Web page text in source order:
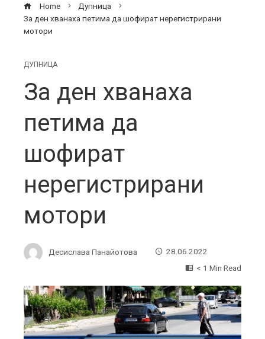
Home
Дупница
За ден хванаха петима да шофират нерегистрирани
мотори
ДУПНИЦА
За ден хванаха
петима да
шофират
нерегистрирани
мотори
Десислава Панайотова
28.06.2022
< 1 Min Read